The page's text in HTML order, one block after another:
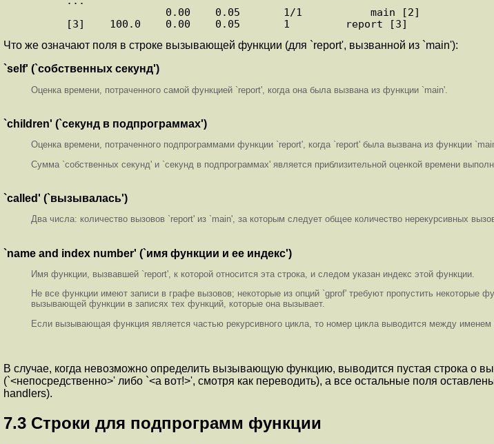
Что же означают поля в строке вызывающей функции (для `report', вызванной из `main'):
`self' (`собственных секунд')
Оценка времени, потраченного самой функцией `report', когда она была вызвана из функции `main'.
`children' (`секунд в подпрограммах')
Оценка времени, потраченного подпрограммами функции `report', когда `report' была вызвана из функции
Сумма `собственных секунд' и `секунд в подпрограммах' является приблизительной оценкой времени
`called' (`вызывалась')
Два числа: количество вызовов `report' из `main', за которым следует общее количество нерекурсивных
`name and index number' (`имя функции и ее индекс')
Имя функции, вызвавшей `report', к которой относится эта строка, и следом указан индекс этой функции.
Не все функции имеют записи в графе вызовов; некоторые из опций `gprof' требуют пропустить
вызывающей функции в записях тех функций, которые она вызывает.
Если вызывающая функция является частью рекурсивного цикла, то номер цикла выводится между именем
В случае, когда невозможно определить вызывающую функцию, выводится пустая строка о
(`<непосредственно>' либо `<а вот!>', смотря как переводить), а все остальные поля
handlers).
7.3 Строки для подпрограмм функции